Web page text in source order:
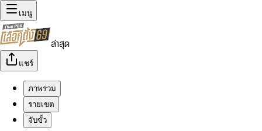
เมนู
ล่าสุด
แชร์
ภาพรวม
รายเขต
จับขั้ว